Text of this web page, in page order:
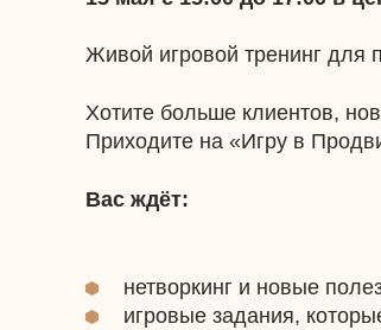
Живой игровой тренинг для
Хотите больше клиентов,
Приходите на «Игру в
Вас ждёт:
нетворкинг и новые
игровые задания,